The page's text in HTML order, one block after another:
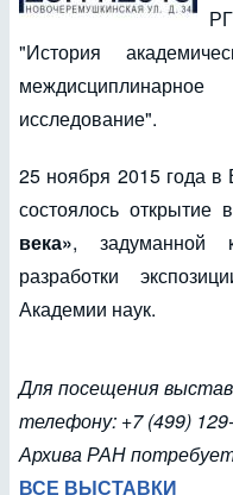
"История
исследование".
25 ноября 2015 года
состоялось открытие
века», задуманной
разработки
Академии наук.
Для посещения
телефону: +7 (499)
Архива РАН
ВСЕ ВЫСТАВКИ